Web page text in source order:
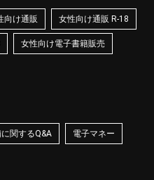
向け通販 女性向け通販 R-18
女性向け電子書籍販売
に関するQ&A 電子マネー